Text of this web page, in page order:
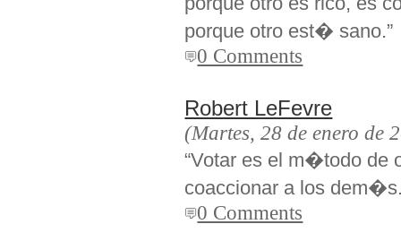
porque otro est� sano.”
0 Comments
Robert LeFevre
(Martes, 28 de enero de
“Votar es el m�todo de
coaccionar a los
0 Comments